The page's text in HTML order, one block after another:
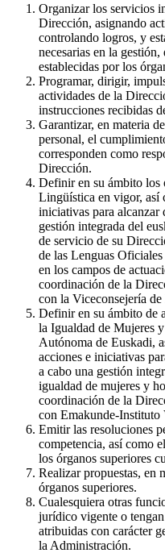
Organizar los servicios
Dirección, asignando
controlando logros, y
necesarias en la
establecidas por los
Programar, dirigir,
actividades de la
instrucciones recibidas
Garantizar, en materia
personal, el
corresponden como
Dirección.
Definir en su ámbito los
Lingüística en vigor, así
iniciativas para alcanzar
gestión integrada del
de servicio de su
de las Lenguas
en los campos de
coordinación de la
con la Viceconsejería
Definir en su ámbito de
la Igualdad de Mujeres
Autónoma de Euskadi,
acciones e iniciativas
a cabo una gestión
igualdad de mujeres y
coordinación de la
con Emakunde-Instituto
Emitir las resoluciones
competencia, así como
los órganos superiores
Realizar propuestas, en
órganos superiores.
Cualesquiera otras
jurídico vigente o
atribuidas con carácter
la Administración.